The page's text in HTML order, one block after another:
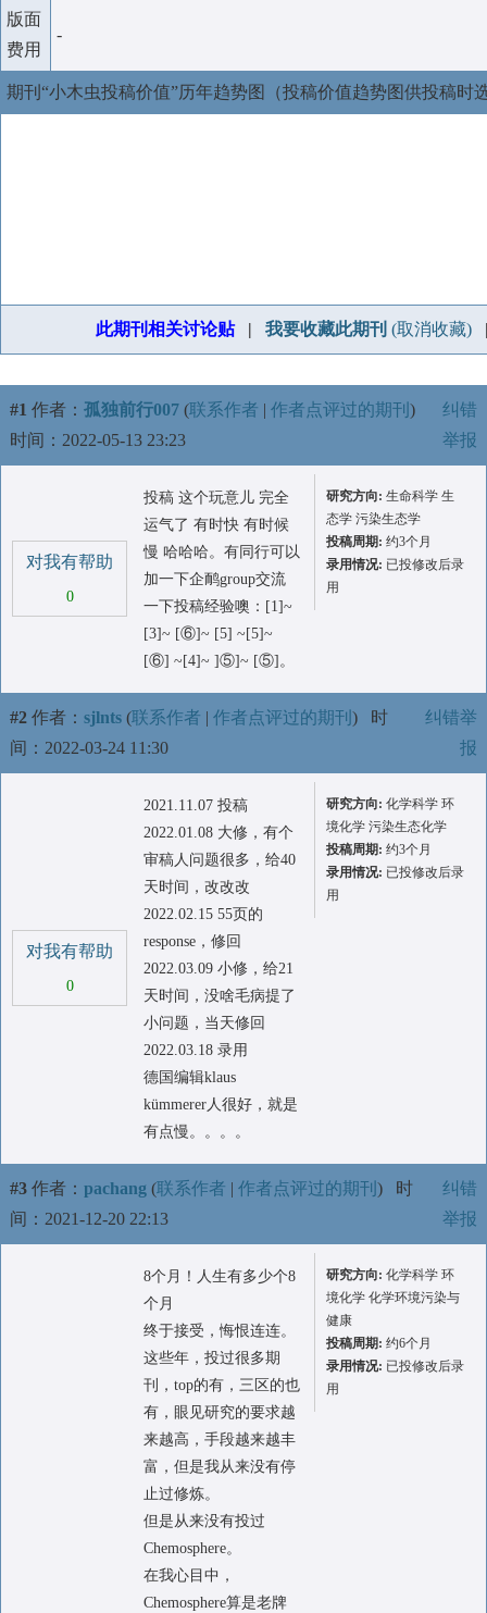
版面
费用
-
期刊“小木虫投稿价值”历年趋势图（投稿价值趋势图供投稿时
此期刊相关讨论贴| 我要收藏此期刊 (取消收藏)
#1 作者： 孤独前行007 (联系作者 | 作者点评过的期刊 )
时间：2022-05-13 23:23
纠错
举报
对我有帮助
0
投稿 这个玩意儿 完全
运气了 有时快 有时候
慢 哈哈哈。有同行可以
加一下企鸸group交流
一下投稿经验噢：[1]~
[3]~ [⑥]~ [5] ~[5]~
[⑥] ~[4]~ ]⑤]~ [⑤]。
研究方向: 生命科学 生
态学 污染生态学
投稿周期: 约3个月
录用情况: 已投修改后录
用
#2 作者： sjlnts (联系作者 | 作者点评过的期刊 ) 时
间：2022-03-24 11:30
纠错举
报
对我有帮助
0
2021.11.07 投稿
2022.01.08 大修，有个
审稿人问题很多，给40
天时间，改改改
2022.02.15 55页的
response，修回
2022.03.09 小修，给21
天时间，没啥毛病提了
小问题，当天修回
2022.03.18 录用
德国编辑klaus
kümmerer人很好，就是
有点慢。。。。
研究方向: 化学科学 环
境化学 污染生态化学
投稿周期: 约3个月
录用情况: 已投修改后录
用
#3 作者： pachang (联系作者 | 作者点评过的期刊 ) 时
间：2021-12-20 22:13
纠错
举报
8个月！人生有多少个8
个月
终于接受，悔恨连连。
这些年，投过很多期
刊，top的有，三区的也
有，眼见研究的要求越
来越高，手段越来越丰
富，但是我从来没有停
止过修炼。
但是从来没有投过
Chemosphere。
在我心目中，
Chemosphere算是老牌
研究方向: 化学科学 环
境化学 化学环境污染与
健康
投稿周期: 约6个月
录用情况: 已投修改后录
用